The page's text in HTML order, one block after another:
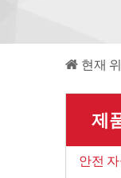
현재
제
안전